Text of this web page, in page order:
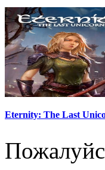
Eternity: The Last